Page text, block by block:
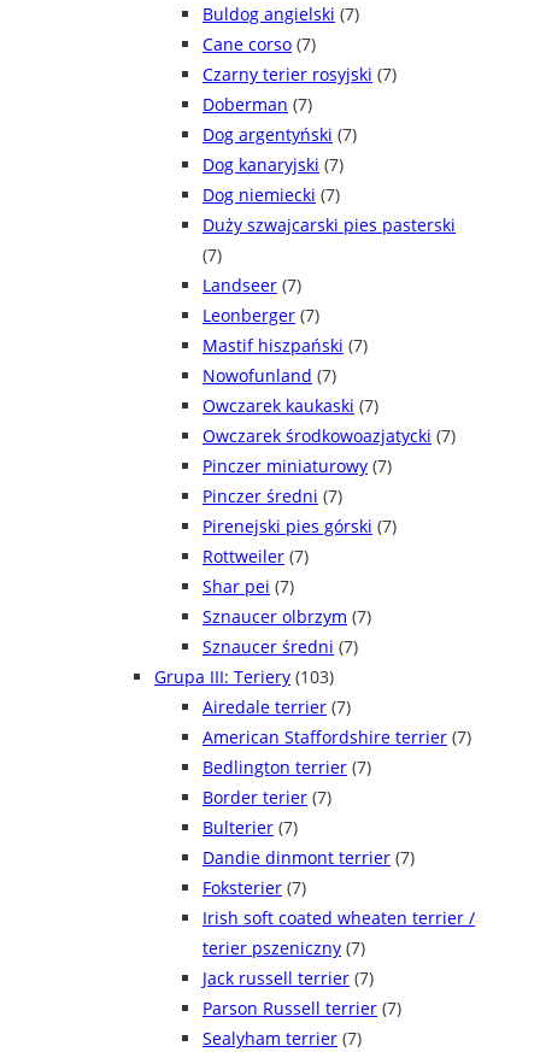
Buldog angielski (7)
Cane corso (7)
Czarny terier rosyjski (7)
Doberman (7)
Dog argentyński (7)
Dog kanaryjski (7)
Dog niemiecki (7)
Duży szwajcarski pies pasterski
(7)
Landseer (7)
Leonberger (7)
Mastif hiszpański (7)
Nowofunland (7)
Owczarek kaukaski (7)
Owczarek środkowoazjatycki (7)
Pinczer miniaturowy (7)
Pinczer średni (7)
Pirenejski pies górski (7)
Rottweiler (7)
Shar pei (7)
Sznaucer olbrzym (7)
Sznaucer średni (7)
Grupa III: Teriery (103)
Airedale terrier (7)
American Staffordshire terrier (7)
Bedlington terrier (7)
Border terier (7)
Bulterier (7)
Dandie dinmont terrier (7)
Foksterier (7)
Irish soft coated wheaten terrier /
terier pszeniczny (7)
Jack russell terrier (7)
Parson Russell terrier (7)
Sealyham terrier (7)